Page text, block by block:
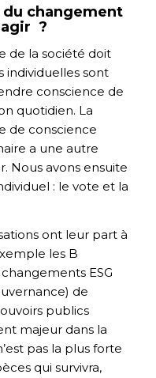
changement
agir ?
de la société doit
individuelles sont
conscience de
quotidien. La
de conscience
a une autre
Nous avons ensuite
: le vote et la
ont leur part à
les B
ESG
de
publics
majeur dans la
pas la plus forte
qui survivra,